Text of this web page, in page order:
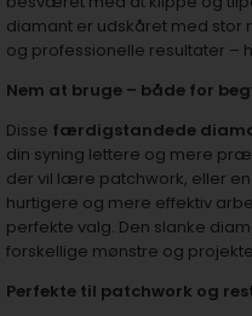
diamant er udskåret med stor
og professionelle resultater –
Nem at bruge – både for
Disse færdigstandede
din syning lettere og mere
der vil lære patchwork, eller
hurtigere og mere effektiv
perfekte valg. Den slanke
forskellige mønstre og
Perfekte til patchwork og